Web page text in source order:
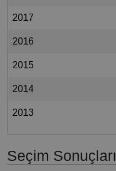
2017
2016
2015
2014
2013
Seçim Sonuçları